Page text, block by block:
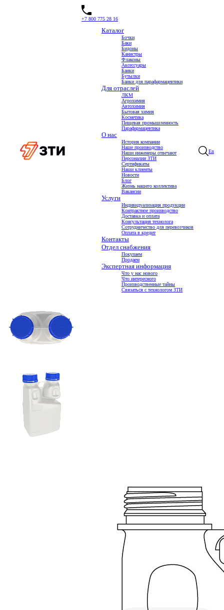
+7 800 775 28 16
Каталог
Бочки
Баки
Бидоны
Канистры
Флаконы
Аксессуары
Банки
Бутылки
Банки для парафармацевтики
Для отраслей
ЛКМ
Агрохимия
Автохимия
Бытовая химия
Косметика
Пищевая промышленность
Парафармацевтика
О нас
История компании
Наше производство
Наши инженеры отвечают
Персоналии ЗТИ
Сертификаты
Наши клиенты
Новости
Блог
Жизнь нашего коллектива
Вакансии
Услуги
Индивидуализация продукции
Контрактное производство
Доставка и оплата
Консультация технолога
Сотрудничество для перевозчиков
Оплата в кредит
Контакты
Отдел снабжения
Покупаем
Продаем
Экспертная информация
Что у нас нового
Что интересного
Производственные тайны
Связаться с технологом ЗТИ
En